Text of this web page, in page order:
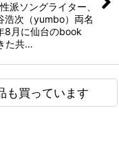
派ソングライター、
浩次（yumbo）両名
8月に仙台のbook
た共…
も買っています